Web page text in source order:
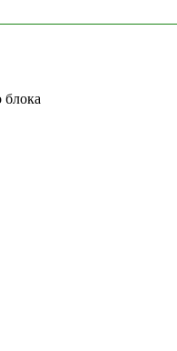
блока